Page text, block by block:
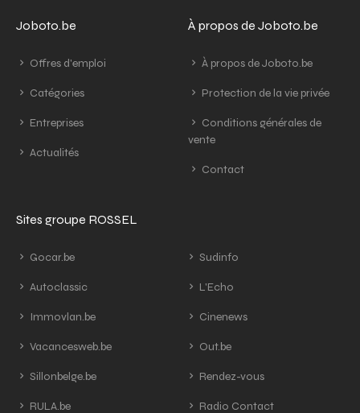
Joboto.be
Offres d'emploi
Catégories
Entreprises
Actualités
À propos de Joboto.be
À propos de Joboto.be
Protection de la vie privée
Conditions générales de
vente
Contact
Sites groupe ROSSEL
Gocar.be
Autoclassic
Immovlan.be
Vacancesweb.be
Sillonbelge.be
RULA.be
Sudinfo
L'Echo
Cinenews
Out.be
Rendez-vous
Radio Contact